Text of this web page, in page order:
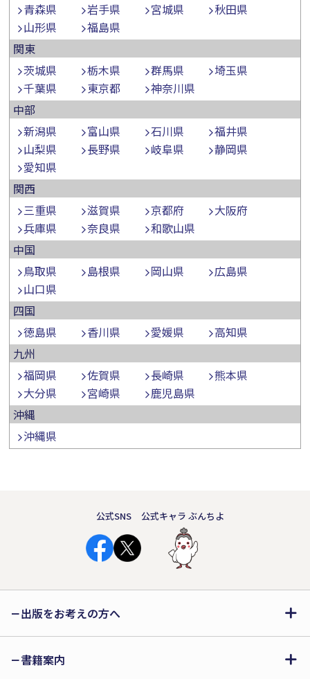
青森県
岩手県 宮城県
秋田県
山形県
福島県
関東
茨城県
栃木県 群馬県
埼玉県
千葉県
東京都
神奈川県
中部
新潟県
富山県 石川県
福井県
山梨県
長野県 岐阜県
静岡県
愛知県
関西
三重県
滋賀県 京都府
大阪府
兵庫県
奈良県
和歌山県
中国
鳥取県
島根県 岡山県
広島県
山口県
四国
徳島県
香川県 愛媛県
高知県
九州
福岡県
佐賀県 長崎県
熊本県
大分県
宮崎県
鹿児島県
沖縄
沖縄県
公式SNS 公式キャラ ぶんちよ
出版をお考えの方へ
書籍案内